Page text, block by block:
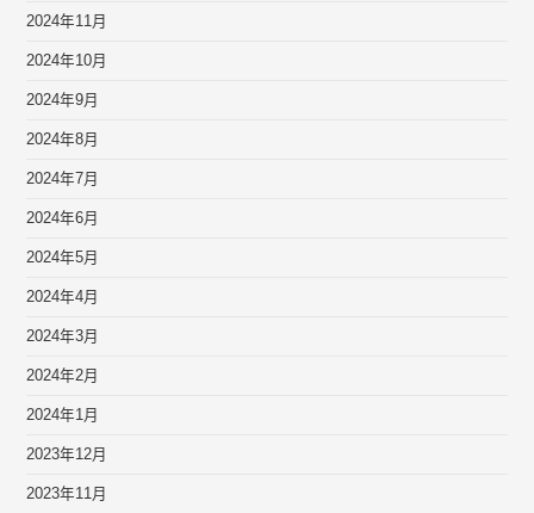
2024年11月
2024年10月
2024年9月
2024年8月
2024年7月
2024年6月
2024年5月
2024年4月
2024年3月
2024年2月
2024年1月
2023年12月
2023年11月